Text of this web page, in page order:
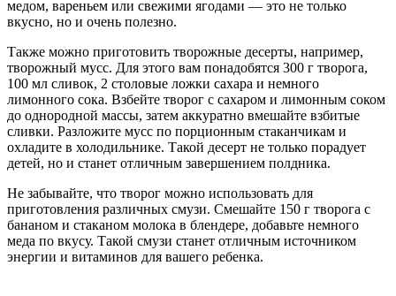
медом, вареньем или свежими ягодами — это не только
вкусно, но и очень полезно.
Также можно приготовить творожные десерты, например,
творожный мусс. Для этого вам понадобятся 300 г творога,
100 мл сливок, 2 столовые ложки сахара и немного
лимонного сока. Взбейте творог с сахаром и лимонным соком
до однородной массы, затем аккуратно вмешайте взбитые
сливки. Разложите мусс по порционным стаканчикам и
охладите в холодильнике. Такой десерт не только порадует
детей, но и станет отличным завершением полдника.
Не забывайте, что творог можно использовать для
приготовления различных смузи. Смешайте 150 г творога с
бананом и стаканом молока в блендере, добавьте немного
меда по вкусу. Такой смузи станет отличным источником
энергии и витаминов для вашего ребенка.